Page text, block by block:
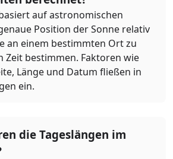
auf astronomischen
Position der Sonne relativ
an einem bestimmten Ort zu
Zeit bestimmen. Faktoren wie
Länge und Datum fließen in
ein.
die Tageslängen im